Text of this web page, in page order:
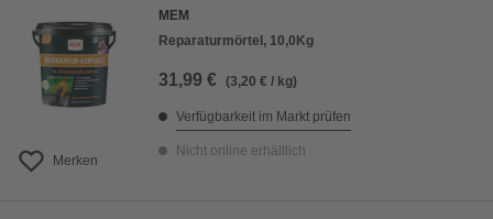
Merken
MEM
Reparaturmörtel, 10,0Kg
31,99 € (3,20 € / kg)
Verfügbarkeit im Markt prüfen
Nicht online erhältlich